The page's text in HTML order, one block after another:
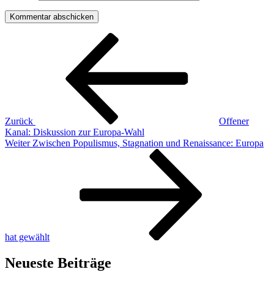
Beitragsnavigation
Zurück
Offener
Kanal: Diskussion zur Europa-Wahl
Nächster
Weiter Zwischen Populismus, Stagnation und Renaissance: Europa
hat gewählt
Neueste Beiträge